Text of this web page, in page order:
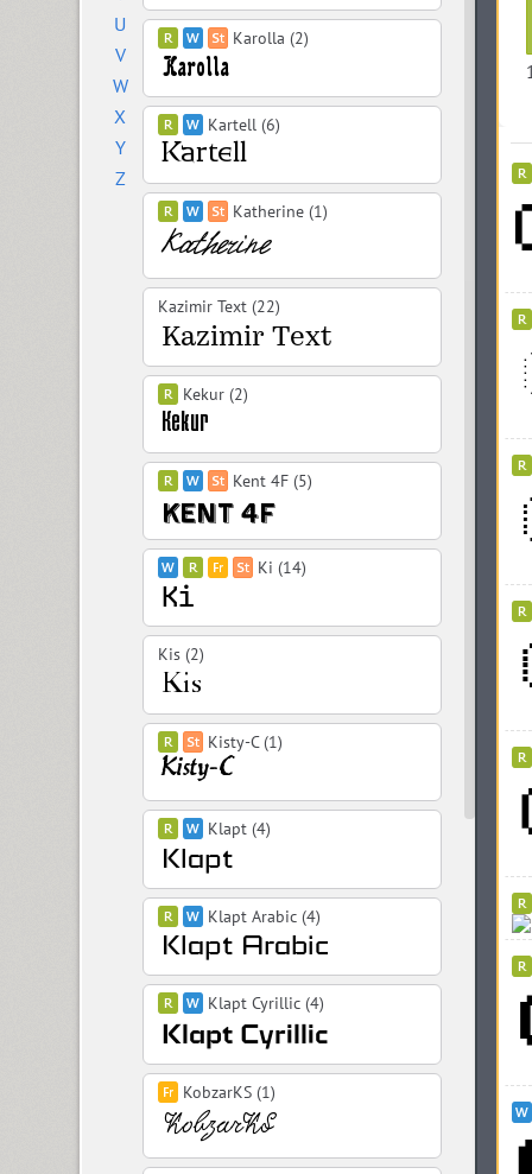
U
V
W
X
Y
Z
Karolla (2)
Kartell (6)
Katherine (1)
Kazimir Text (22)
Kekur (2)
Kent 4F (5)
Ki (14)
Kis (2)
Kisty-C (1)
Klapt (4)
Klapt Arabic (4)
Klapt Cyrillic (4)
KobzarKS (1)